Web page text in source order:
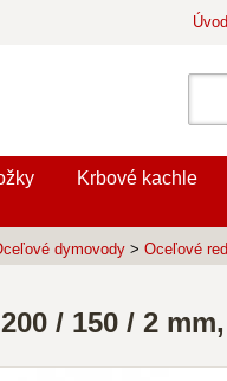
Úvod
Krbové kachle
dymovody > Oceľové
/ 150 / 2